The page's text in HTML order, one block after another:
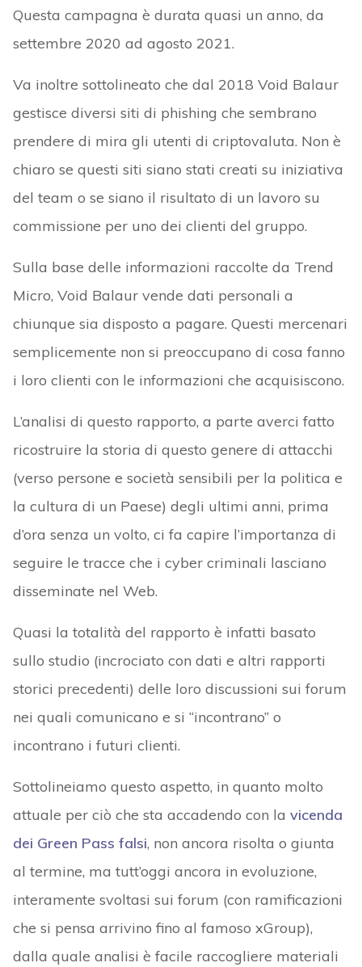
Questa campagna è durata quasi un anno, da
settembre 2020 ad agosto 2021.
Va inoltre sottolineato che dal 2018 Void Balaur
gestisce diversi siti di phishing che sembrano
prendere di mira gli utenti di criptovaluta. Non è
chiaro se questi siti siano stati creati su iniziativa
del team o se siano il risultato di un lavoro su
commissione per uno dei clienti del gruppo.
Sulla base delle informazioni raccolte da Trend
Micro, Void Balaur vende dati personali a
chiunque sia disposto a pagare. Questi mercenari
semplicemente non si preoccupano di cosa fanno
i loro clienti con le informazioni che acquisiscono.
L’analisi di questo rapporto, a parte averci fatto
ricostruire la storia di questo genere di attacchi
(verso persone e società sensibili per la politica e
la cultura di un Paese) degli ultimi anni, prima
d’ora senza un volto, ci fa capire l’importanza di
seguire le tracce che i cyber criminali lasciano
disseminate nel Web.
Quasi la totalità del rapporto è infatti basato
sullo studio (incrociato con dati e altri rapporti
storici precedenti) delle loro discussioni sui forum
nei quali comunicano e si “incontrano” o
incontrano i futuri clienti.
Sottolineiamo questo aspetto, in quanto molto
attuale per ciò che sta accadendo con la vicenda
dei Green Pass falsi, non ancora risolta o giunta
al termine, ma tutt’oggi ancora in evoluzione,
interamente svoltasi sui forum (con ramificazioni
che si pensa arrivino fino al famoso xGroup),
dalla quale analisi è facile raccogliere materiali